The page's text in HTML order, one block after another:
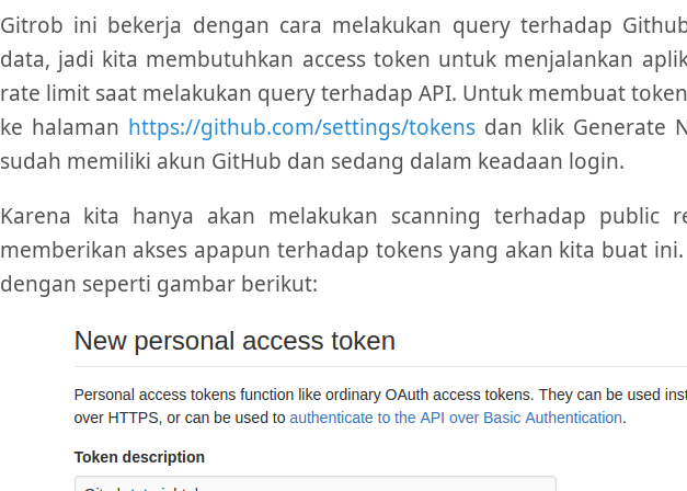
Gitrob ini bekerja dengan cara melakukan query terhadap
data, jadi kita membutuhkan access token untuk menjalankan
rate limit saat melakukan query terhadap API. Untuk membuat
ke halaman https://github.com/settings/tokensdan klik Generate
sudah memiliki akun GitHub dan sedang dalam keadaan login.
Karena kita hanya akan melakukan scanning terhadap public
memberikan akses apapun terhadap tokens yang akan kita buat
dengan seperti gambar berikut: